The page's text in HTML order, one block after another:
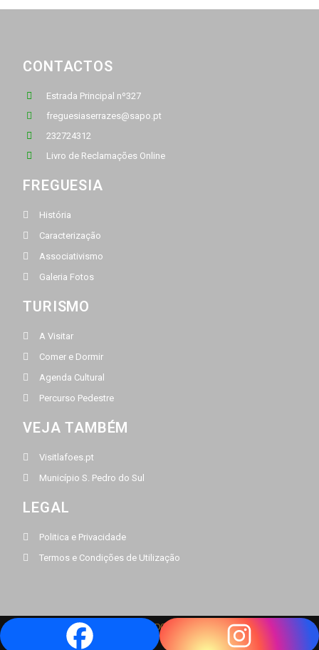
CONTACTOS
Estrada Principal nº327
freguesiaserrazes@sapo.pt
232724312
Livro de Reclamações Online
FREGUESIA
História
Caracterização
Associativismo
Galeria Fotos
TURISMO
A Visitar
Comer e Dormir
Agenda Cultural
Percurso Pedestre
VEJA TAMBÉM
Visitlafoes.pt
Município S. Pedro do Sul
LEGAL
Politica e Privacidade
Termos e Condições de Utilização
PAGINADOZE